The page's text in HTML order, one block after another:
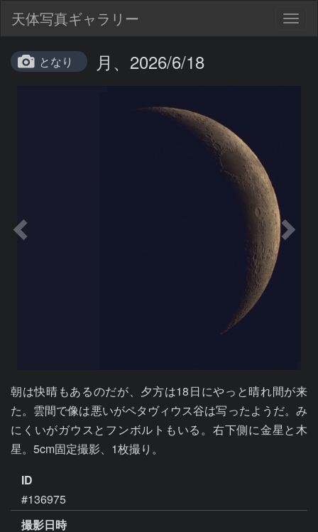
天体写真ギャラリー
となり 月、2026/6/18
朝は快晴もあるのだが、夕方は18日にやっと晴れ間が来
た。雲間で像は悪いがペタヴィウス谷は写ったようだ。み
にくいがガウスとフンボルトもいる。右下側に金星と木
星。5cm固定撮影、1枚撮り。
ID
#136975
撮影日時